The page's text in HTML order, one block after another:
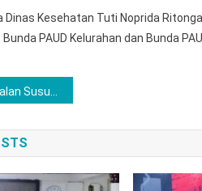
Dinas Kesehatan Tuti Noprida
PAUD Kelurahan dan Bunda
Minggu Kasi dan Pengamanan Ibadah Gereja